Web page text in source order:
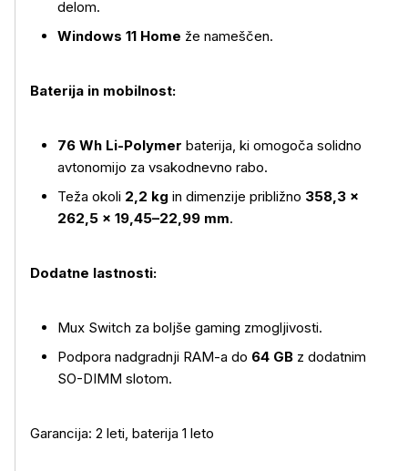
delom.
Windows 11 Home že nameščen.
Baterija in mobilnost:
76 Wh Li-Polymer baterija, ki omogoča solidno
avtonomijo za vsakodnevno rabo.
Teža okoli 2,2 kg in dimenzije približno 358,3 ×
262,5 × 19,45–22,99 mm.
Dodatne lastnosti:
Mux Switch za boljše gaming zmogljivosti.
Podpora nadgradnji RAM-a do 64 GB z dodatnim
SO-DIMM slotom.
Garancija: 2 leti, baterija 1 leto